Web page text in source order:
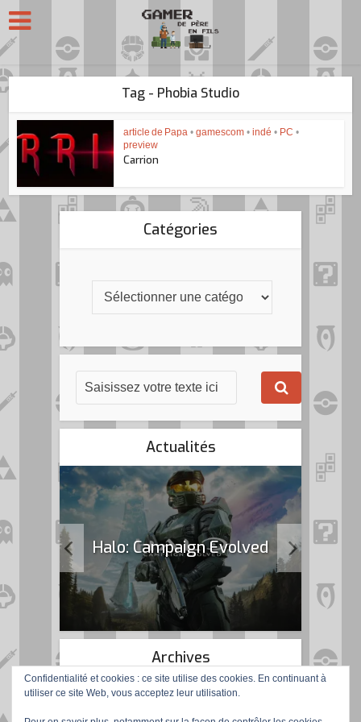
Tag - Phobia Studio
article de Papa • gamescom • indé • PC •
preview
Carrion
Catégories
Actualités
Halo: Campaign Evolved
Archives
Confidentialité et cookies : ce site utilise des cookies. En continuant à
utiliser ce site Web, vous acceptez leur utilisation.